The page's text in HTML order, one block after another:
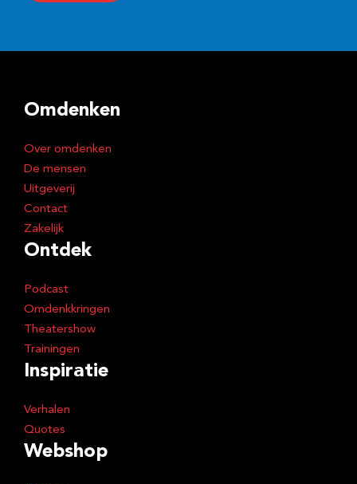
r
s
Omdenken
Over omdenken
De mensen
Uitgeverij
Contact
Zakelijk
Ontdek
Podcast
Omdenkkringen
Theatershow
Trainingen
Inspiratie
Verhalen
Quotes
Webshop